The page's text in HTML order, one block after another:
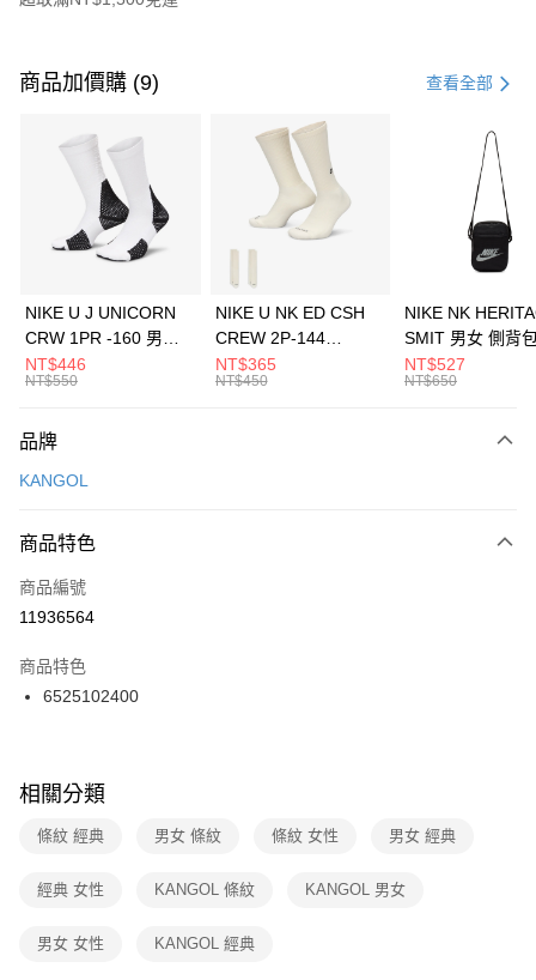
信用卡一次付款
3 期 0 利率 每期 21家銀行
合作金庫商業銀行
第一商業銀行
華南商業銀行
彰化商業銀行
上海商業儲蓄銀行
元大商業銀行
台灣樂天信用卡公司
Apple Pay
全盈+PAY
AFTEE先享後付
【關於「AFTEE先享後付」】
便利好安心！
３．安心：先確認商品／服務後，再付款。
【「AFTEE先享後付」結帳流程】
１．於結帳方式選擇「AFTEE先享後付」後，將跳轉至「AFTEE先享後付」
２．訂單成立數日內，您將收到繳費通知簡訊。
３．收到繳費通知簡訊後14天內，點擊此簡訊中的連結，可透過四大超商／
ATM／網路銀行／等多元方式進行付款，方視為交易完成。
※ 交易是否成功請以「AFTEE先享後付 」之結帳頁面顯示為準，若有關於
是否繳費成功／繳費後需取消欲退款等相關疑問，請聯繫「AFTEE先享後付
客戶支援中心」
https://netprotections.freshdesk.com/support/home
１．透過由恩沛科技股份有限公司提供之「AFTEE先享後付」服務完成之交
權轉讓予恩沛科技股份有限公司。
運送方式
每筆NT$100，滿NT$1,500(含以上)免運費
宅配
每筆NT$100，滿NT$1,500(含以上)免運費
付款後門市自取
每筆NT$100，滿NT$1,500(含以上)免運費
商品加價購 (9) 查看全部
NIKE U J UNICORN
CRW 1PR -160 男女
中統襪 FZ3393100
NT$446
NT$550
NIKE U NK ED CSH
CREW 2P-144
EMBRDY 男女 短統襪
FZ3073133
NT$365
NT$450
NIKE NK
SMIT 男女 側背
BA5871010
NT$527
NT$650
品牌
KANGOL
商品特色
商品編號
11936564
商品特色
6525102400
相關分類
條紋 經典 男女 條紋 條紋 女性 男女 經典
經典 女性 KANGOL 條紋 KANGOL 男女
男女 女性 KANGOL 經典